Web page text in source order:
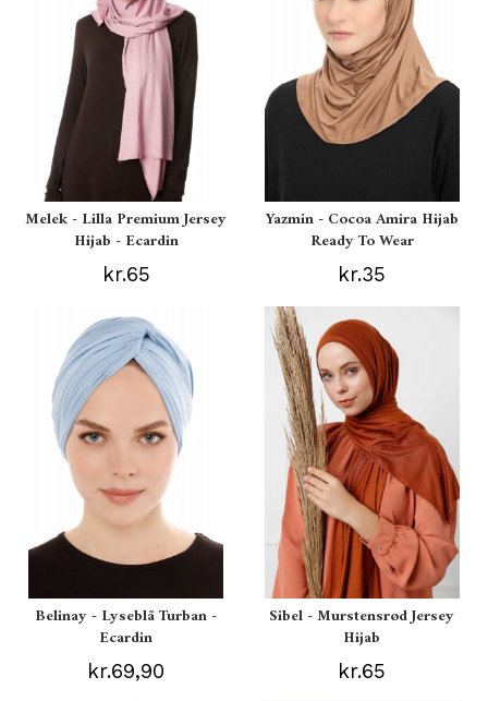
Melek - Lilla Premium Jersey
Hijab - Ecardin
kr.65
Yazmin - Cocoa Amira Hijab
Ready To Wear
kr.35
Belinay - Lyseblå Turban -
Ecardin
kr.69,90
Sibel - Murstensrød Jersey
Hijab
kr.65